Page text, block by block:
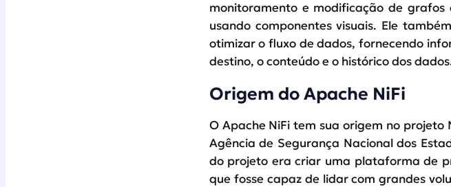
monitoramento e modificação de
usando componentes visuais. Ele
otimizar o fluxo de dados, fornecendo
destino, o conteúdo e o histórico dos
Origem do Apache NiFi
O Apache NiFi tem sua origem no
Agência de Segurança Nacional dos
do projeto era criar uma plataforma de
que fosse capaz de lidar com grandes